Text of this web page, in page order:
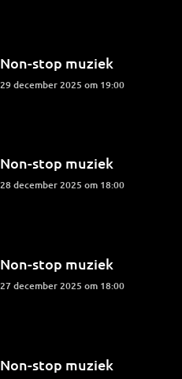
Non-stop muziek
29 december 2025 om 19:00
Non-stop muziek
28 december 2025 om 18:00
Non-stop muziek
27 december 2025 om 18:00
Non-stop muziek